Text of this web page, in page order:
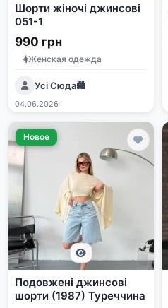
Шорти жіночі джинсові
051-1
990 грн
Женская одежда
Усі Сюда🛍️
04.06.2026
Новое
Подовжені джинсові
шорти (1987) Туреччина